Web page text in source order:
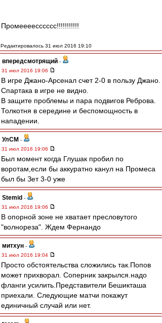
Промеееесссссс!!!!!!!!!!!
Редактировалось 31 июл 2016 19:10
впередсмотрящий -
31 июл 2016 19:06
В игре Джано-Арсенал счет 2-0 в пользу Джано.
Спартака в игре не видно.
В защите проблемы и пара подвигов Реброва.
Толкотня в середине и беспомощность в
нападении.
УлСМ -
31 июл 2016 19:06
Был момент когда Глушак пробил по
воротам,если бы аккуратно канул на Промеса
был бы Зет 3-0 уже
Stemid -
31 июл 2016 19:06
В опорной зоне не хватает пресловутого
"волнореза". Ждем Фернандо
митхун -
31 июл 2016 19:04
Просто обстоятельства сложились так.Попов
может прихворал. Соперник закрылся.надо
фланги усилить.Представители Бешикташа
приехали. Следующие матчи покажут
единичный случай или нет.